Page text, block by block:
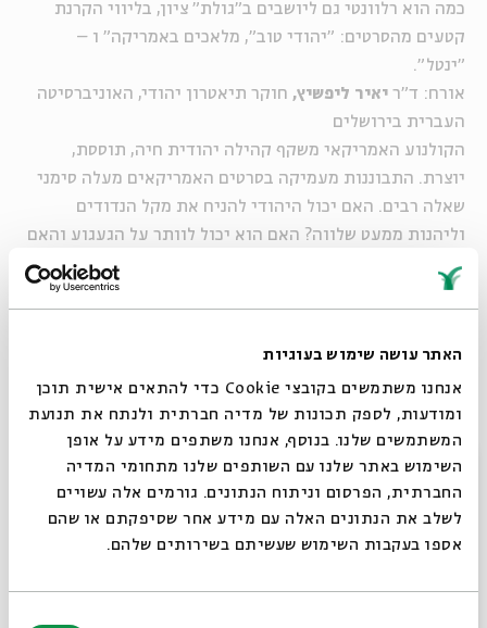
האתר עושה שימוש בעוגיות
אנחנו משתמשים בקובצי Cookie כדי להתאים אישית תוכן
ומודעות, לספק תכונות של מדיה חברתית ולנתח את תנועת
המשתמשים שלנו. בנוסף, אנחנו משתפים מידע על אופן
השימוש באתר שלנו עם השותפים שלנו מתחומי המדיה
החברתית, הפרסום וניתוח הנתונים. גורמים אלה עשויים
לשלב את הנתונים האלה עם מידע אחר שסיפקתם או שהם
אספו בעקבות השימוש שעשיתם בשירותים שלהם.
כמה הוא רלוונטי גם ליושבים ב"גולת" ציון, בליווי הקרנת
קטעים מהסרטים: "יהודי טוב", מלאכים באמריקה" ו –
"ינטל".
אורח: ד"ר יאיר ליפשיץ, חוקר תיאטרון יהודי, האוניברסיטה
העברית בירושלים
הקולנוע האמריקאי משקף קהילה יהודית חיה, תוססת,
יוצרת. התבוננות מעמיקה בסרטים האמריקאים מעלה סימני
שאלה רבים. האם יכול היהודי להניח את מקל הנדודים
וליהנות ממעט שלווה? האם הוא יכול לוותר על הגעגוע והאם
החלום האמריקאי הוא בכלל חלום יהודי?
עורך ומרצה: חוקר הקולנוע
יובל ריבלין
אירועים נוספים בסדרה
סגור